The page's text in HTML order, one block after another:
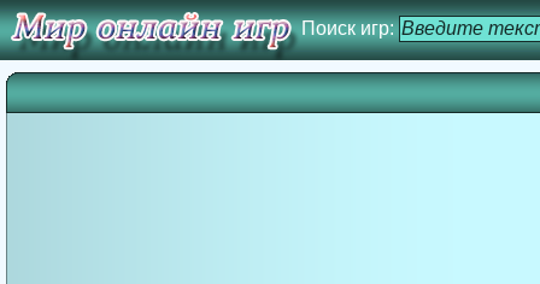
Поиск игр: